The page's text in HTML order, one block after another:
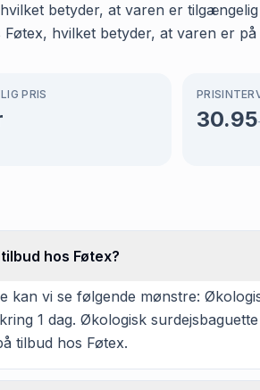
betyder, at varen er
hvilket betyder, at varen er
PRIS
30.95
hos Føtex?
kan vi se følgende mønstre:
1 dag. Økologisk
tilbud hos Føtex.